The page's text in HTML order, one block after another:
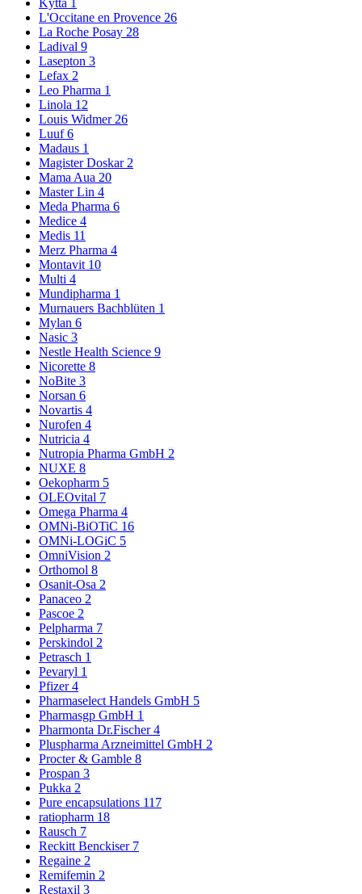
Kytta 1
L'Occitane en Provence 26
La Roche Posay 28
Ladival 9
Lasepton 3
Lefax 2
Leo Pharma 1
Linola 12
Louis Widmer 26
Luuf6
Madaus 1
Magister Doskar 2
Mama Aua 20
Master Lin 4
Meda Pharma 6
Medice 4
Medis 11
Merz Pharma 4
Montavit 10
Multi 4
Mundipharma 1
Murnauers Bachblüten 1
Mylan 6
Nasic 3
Nestle Health Science 9
Nicorette 8
NoBite 3
Norsan 6
Novartis 4
Nurofen 4
Nutricia 4
Nutropia Pharma GmbH 2
NUXE 8
Oekopharm 5
OLEOvital 7
Omega Pharma 4
OMNi-BiOTiC 16
OMNi-LOGiC 5
OmniVision 2
Orthomol 8
Osanit-Osa 2
Panaceo 2
Pascoe 2
Pelpharma 7
Perskindol 2
Petrasch 1
Pevaryl 1
Pfizer4
Pharmaselect Handels GmbH 5
Pharmasgp GmbH 1
Pharmonta Dr.Fischer4
Pluspharma Arzneimittel GmbH 2
Procter & Gamble 8
Prospan 3
Pukka 2
Pure encapsulations 117
ratiopharm 18
Rausch 7
Reckitt Benckiser 7
Regaine 2
Remifemin 2
Restaxil 3